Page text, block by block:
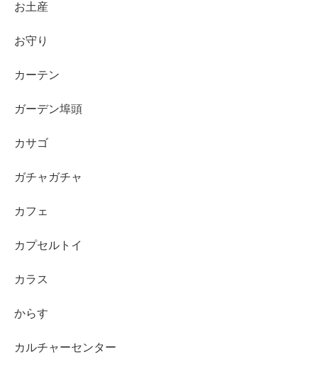
お土産
お守り
カーテン
ガーデン埠頭
カサゴ
ガチャガチャ
カフェ
カプセルトイ
カラス
からす
カルチャーセンター